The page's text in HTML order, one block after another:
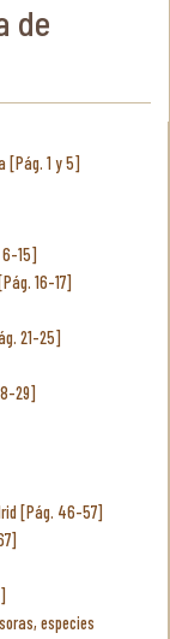
de
[Pág. 1 y 5]
15]
16-17]
21-25]
29]
[Pág. 46-57]
especies